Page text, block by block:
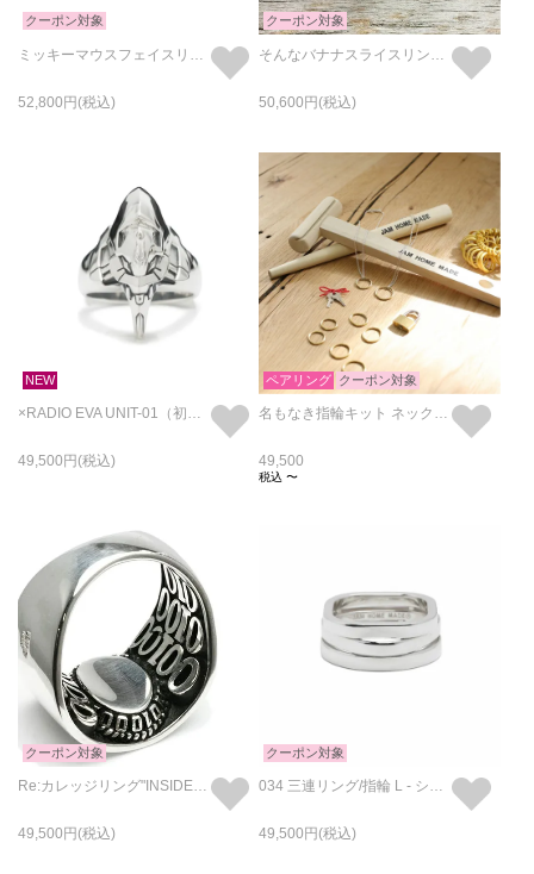
クーポン対象
ミッキーマウスフェイスリング-シルバーS/指輪
52,800
クーポン対象
そんなバナナスライスリングLM-イエロー/指輪
50,600
NEW
×RADIO EVA UNIT-01（初号機） フェイス リング/指輪
49,500
ペアリング クーポン対象
名もなき指輪キット ネックレスセット/ペアリング・ペアネックレス
49,500
税込 〜
クーポン対象
Re:カレッジリング"INSIDE-OUT"-シルバー/指輪
49,500
クーポン対象
034 三連リング/指輪 L - シルバー
49,500